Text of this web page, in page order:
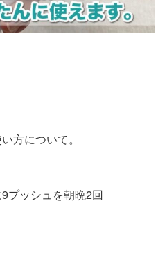
方について。
プッシュを朝晩2回